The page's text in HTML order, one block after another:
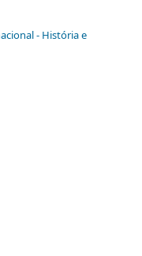
- História e